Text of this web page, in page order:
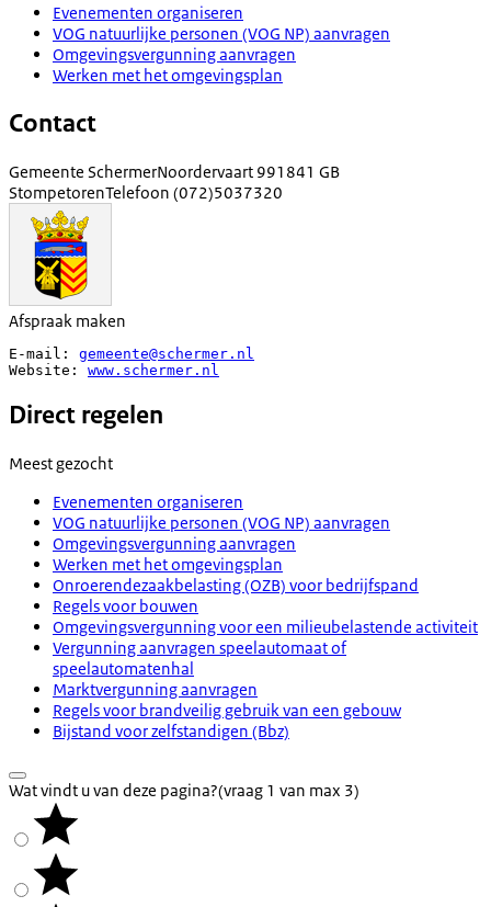
Evenementen organiseren
VOG natuurlijke personen (VOG NP) aanvragen
Omgevingsvergunning aanvragen
Werken met het omgevingsplan
Contact
Gemeente SchermerNoordervaart 991841 GB
StompetorenTelefoon (072)5037320
Afspraak maken
E-mail: gemeente@schermer.nl
Website: www.schermer.nl
Direct regelen
Meest gezocht
Evenementen organiseren
VOG natuurlijke personen (VOG NP) aanvragen
Omgevingsvergunning aanvragen
Werken met het omgevingsplan
Onroerendezaakbelasting (OZB) voor bedrijfspand
Regels voor bouwen
Omgevingsvergunning voor een milieubelastende activiteit
Vergunning aanvragen speelautomaat of
speelautomatenhal
Marktvergunning aanvragen
Regels voor brandveilig gebruik van een gebouw
Bijstand voor zelfstandigen (Bbz)
Wat vindt u van deze pagina?(vraag 1 van max 3)